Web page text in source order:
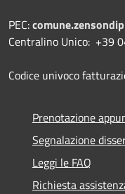
PEC:
Centralino Unico: +39
Codice univoco
Prenotazione
Segnalazione
Leggi le FAQ
Richiesta